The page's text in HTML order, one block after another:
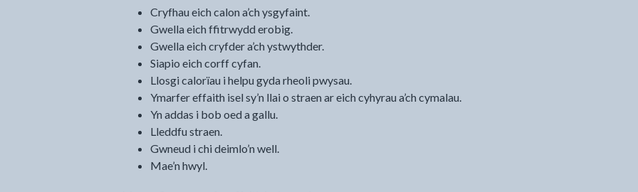
Cryfhau eich calon a’ch ysgyfaint.
Gwella eich ffitrwydd erobig.
Gwella eich cryfder a’ch ystwythder.
Siapio eich corff cyfan.
Llosgi calorïau i helpu gyda rheoli pwysau.
Ymarfer effaith isel sy’n llai o straen ar eich cyhyrau a’ch cymalau.
Yn addas i bob oed a gallu.
Lleddfu straen.
Gwneud i chi deimlo’n well.
Mae’n hwyl.